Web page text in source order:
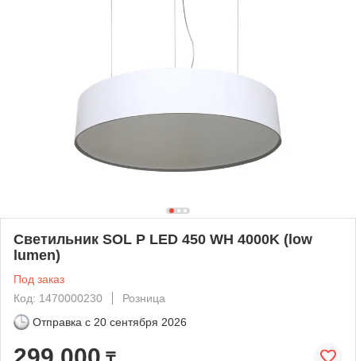
Светильник SOL P LED 450 WH 4000K (low
lumen)
Под заказ
Код: 1470000230
Розница
Отправка с 20 сентября 2026